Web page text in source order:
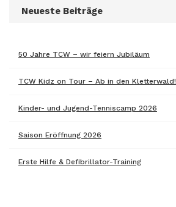
Neueste Beiträge
50 Jahre TCW – wir feiern Jubiläum
TCW Kidz on Tour – Ab in den Kletterwald!
Kinder- und Jugend-Tenniscamp 2026
Saison Eröffnung 2026
Erste Hilfe & Defibrillator-Training